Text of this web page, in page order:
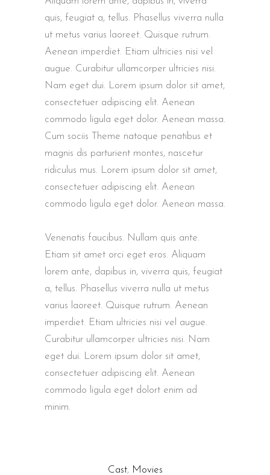
quis, feugiat a, tellus. Phasellus viverra nulla
ut metus varius laoreet. Quisque rutrum.
Aenean imperdiet. Etiam ultricies nisi vel
augue. Curabitur ullamcorper ultricies nisi.
Nam eget dui. Lorem ipsum dolor sit amet,
consectetuer adipiscing elit. Aenean
commodo ligula eget dolor. Aenean massa.
Cum sociis Theme natoque penatibus et
magnis dis parturient montes, nascetur
ridiculus mus. Lorem ipsum dolor sit amet,
consectetuer adipiscing elit. Aenean
commodo ligula eget dolor. Aenean massa.
Venenatis faucibus. Nullam quis ante.
Etiam sit amet orci eget eros. Aliquam
lorem ante, dapibus in, viverra quis, feugiat
a, tellus. Phasellus viverra nulla ut metus
varius laoreet. Quisque rutrum. Aenean
imperdiet. Etiam ultricies nisi vel augue.
Curabitur ullamcorper ultricies nisi. Nam
eget dui. Lorem ipsum dolor sit amet,
consectetuer adipiscing elit. Aenean
commodo ligula eget dolort enim ad
minim.
Cast, Movies